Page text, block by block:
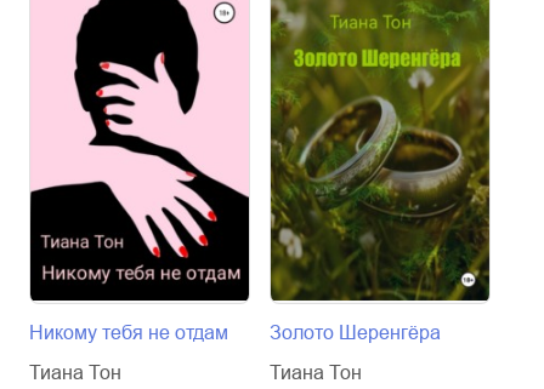
Никому тебя не отдам
Тиана Тон
Золото Шеренгёра
Тиана Тон